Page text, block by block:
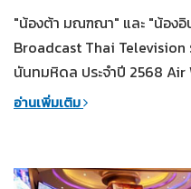
"น้องต้า มณฑณา" และ "น้อง
Broadcast Thai Television
นันทมหิดล ประจำปี 2568 Air
อ่านเพิ่มเติม